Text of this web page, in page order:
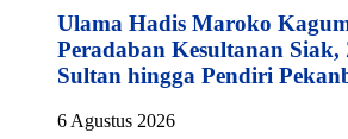
Ulama Hadis Maroko
Peradaban Kesultanan
Sultan hingga Pendiri
6 Agustus 2026